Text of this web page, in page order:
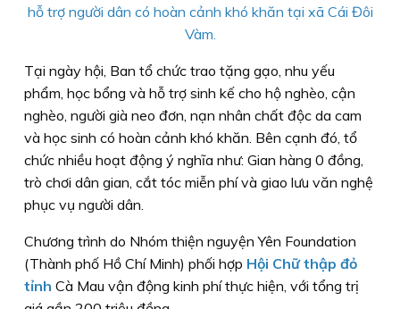
hỗ trợ người dân có hoàn cảnh khó khăn tại xã Cái Đôi
Vàm.
Tại ngày hội, Ban tổ chức trao tặng gạo, nhu yếu
phẩm, học bổng và hỗ trợ sinh kế cho hộ nghèo, cận
nghèo, người già neo đơn, nạn nhân chất độc da cam
và học sinh có hoàn cảnh khó khăn. Bên cạnh đó, tổ
chức nhiều hoạt động ý nghĩa như: Gian hàng 0 đồng,
trò chơi dân gian, cắt tóc miễn phí và giao lưu văn nghệ
phục vụ người dân.
Chương trình do Nhóm thiện nguyện Yên Foundation
(Thành phố Hồ Chí Minh) phối hợp Hội Chữ thập đỏ
tỉnh Cà Mau vận động kinh phí thực hiện, với tổng trị